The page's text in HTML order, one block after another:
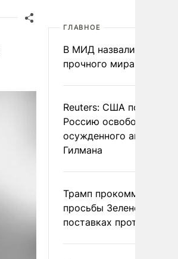
ГЛАВНОЕ
В МИД назвали условия
прочного мира на
Reuters: США
Россию освободить
осужденного
Гилмана
Трамп
просьбы Зеленского о
поставках